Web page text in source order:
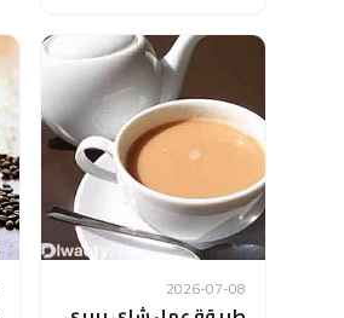
2026-07-08